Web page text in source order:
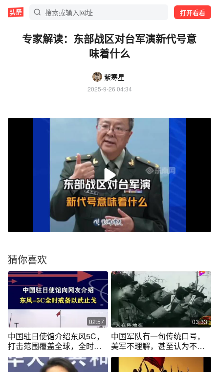
打开看看
专家解读：东部战区对台军演新代号意
味着什么
紫寒星
2025-9-26 04:34
猜你喜欢
02:57
中国驻日使馆介绍东风5C，
打击范围覆盖全球，全时戒
备以武止戈 #抖音热评 #九三
阅兵
03:33
中国军队有一句传统口号，
美军不理解，甚至认为不可
能！